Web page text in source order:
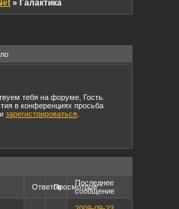
»Галактика
тебя на форуме, Гость.
в конференциях просьба
зарегистрироваться
ОтветовПросмотров
Последнее
сообщение